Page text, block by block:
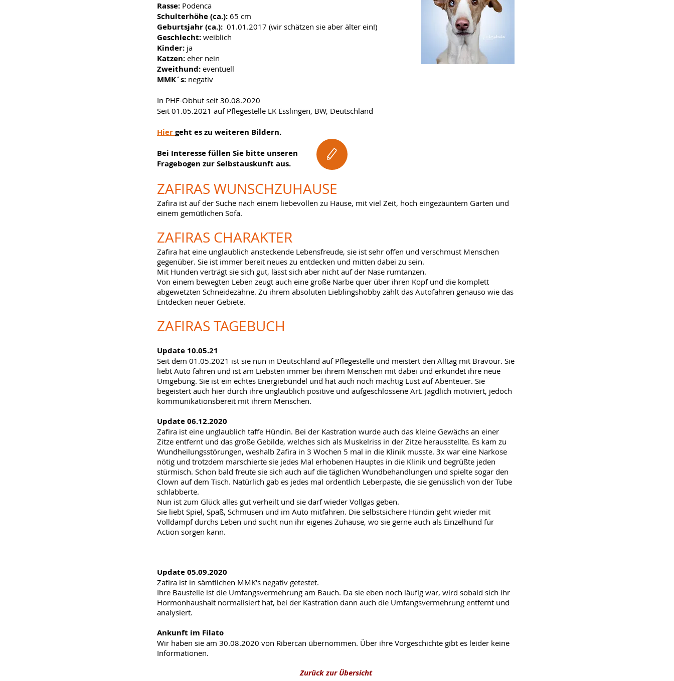
Rasse: Podenca
Schulterhöhe (ca.): 65 cm
Geburtsjahr (ca.): 01.01.2017 (wir schätzen sie aber älter ein!)
Geschlecht: weiblich
Kinder: ja
Katzen: eher nein
Zweithund: eventuell
MMK´s: negativ
In PHF-Obhut seit 30.08.2020
Seit 01.05.2021 auf Pflegestelle LK Esslingen, BW, Deutschland ​
Hiergeht es zu weiteren Bildern.
Bei Interesse füllen Sie bitte unseren
Fragebogen zur Selbstauskunft aus.
ZAFIRAS WUNSCHZUHAUSE
Zafira ist auf der Suche nach einem liebevollen zu Hause, mit viel Zeit, hoch eingezäuntem Garten und
einem gemütlichen Sofa.
ZAFIRAS CHARAKTER
Zafira hat eine unglaublich ansteckende Lebensfreude, sie ist sehr offen und verschmust Menschen
gegenüber. Sie ist immer bereit neues zu entdecken und mitten dabei zu sein.
Mit Hunden verträgt sie sich gut, lässt sich aber nicht auf der Nase rumtanzen.
Von einem bewegten Leben zeugt auch eine große Narbe quer über ihren Kopf und die komplett
abgewetzten Schneidezähne. Zu ihrem absoluten Lieblingshobby zählt das Autofahren genauso wie das
Entdecken neuer Gebiete.
ZAFIRAS TAGEBUCH
Update 10.05.21
Seit dem 01.05.2021 ist sie nun in Deutschland auf Pflegestelle und meistert den Alltag mit Bravour. Sie
liebt Auto fahren und ist am Liebsten immer bei ihrem Menschen mit dabei und erkundet ihre neue
Umgebung. Sie ist ein echtes Energiebündel und hat auch noch mächtig Lust auf Abenteuer. Sie
begeistert auch hier durch ihre unglaublich positive und aufgeschlossene Art. Jagdlich motiviert, jedoch
kommunikationsbereit mit ihrem Menschen.
Update 06.12.2020
Zafira ist eine unglaublich taffe Hündin. Bei der Kastration wurde auch das kleine Gewächs an einer
Zitze entfernt und das große Gebilde, welches sich als Muskelriss in der Zitze herausstellte. Es kam zu
Wundheilungsstörungen, weshalb Zafira in 3 Wochen 5 mal in die Klinik musste. 3x war eine Narkose
nötig und trotzdem marschierte sie jedes Mal erhobenen Hauptes in die Klinik und begrüßte jeden
stürmisch. Schon bald freute sie sich auch auf die täglichen Wundbehandlungen und spielte sogar den
Clown auf dem Tisch. Natürlich gab es jedes mal ordentlich Leberpaste, die sie genüsslich von der Tube
schlabberte.
Nun ist zum Glück alles gut verheilt und sie darf wieder Vollgas geben.
Sie liebt Spiel, Spaß, Schmusen und im Auto mitfahren. Die selbstsichere Hündin geht wieder mit
Volldampf durchs Leben und sucht nun ihr eigenes Zuhause, wo sie gerne auch als Einzelhund für
Action sorgen kann.
Update 05.09.2020
Zafira ist in sämtlichen MMK's negativ getestet.
Ihre Baustelle ist die Umfangsvermehrung am Bauch. Da sie eben noch läufig war, wird sobald sich ihr
Hormonhaushalt normalisiert hat, bei der Kastration dann auch die Umfangsvermehrung entfernt und
analysiert.
Ankunft im Filato
Wir haben sie am 30.08.2020 von Ribercan übernommen. Über ihre Vorgeschichte gibt es leider keine
Informationen.
Zurück zur Übersicht